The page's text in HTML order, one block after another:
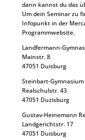
dann kannst du das
Um dein Seminar zu
Infopunkt in der
Programmwebsite.
Landfermann-
Mainstr. 8
47051 Duisburg
Steinbart-Gymnasium
Realschulstr. 43
47051 Duzisburg
Gustav-Heinemann
Landgerichtstr. 17
47051 Duisburg